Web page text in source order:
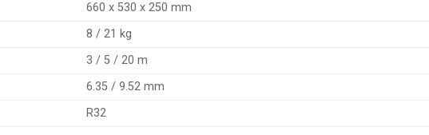
660 x 530 x 250 mm
8 / 21 kg
3 / 5 / 20 m
6.35 / 9.52 mm
R32